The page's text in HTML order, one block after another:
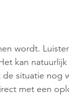
wordt.
kan
situatie nog
met een